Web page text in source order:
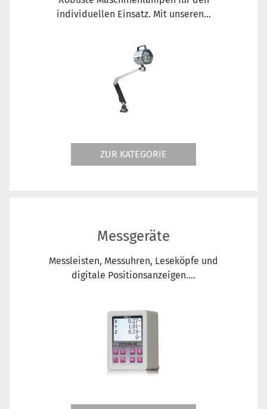
individuellen Einsatz. Mit unseren...
ZUR KATEGORIE
Messgeräte
Messleisten, Messuhren, Leseköpfe und
digitale Positionsanzeigen....